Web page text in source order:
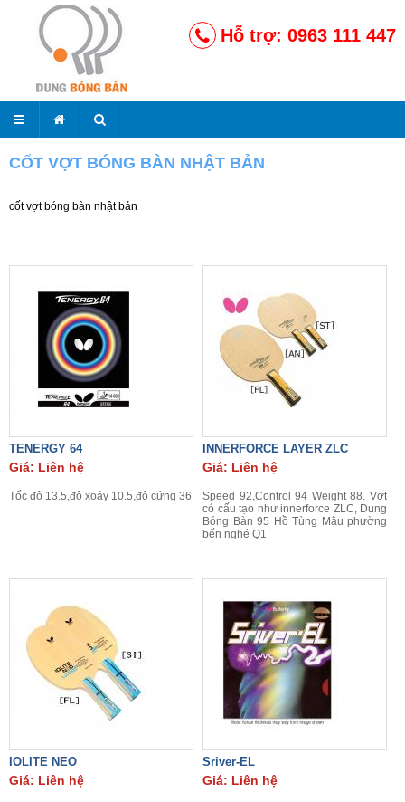
Hỗ trợ: 0963 111 447
CỐT VỢT BÓNG BÀN NHẬT BẢN
cốt vợt bóng bàn nhật bản
TENERGY 64
Giá: Liên hệ
Tốc độ 13.5,độ xoáy 10.5,độ cứng 36
INNERFORCE LAYER ZLC
Giá: Liên hệ
Speed 92,Control 94 Weight 88. Vợt
có cấu tạo như innerforce ZLC, Dung
Bóng Bàn 95 Hồ Tùng Mậu phường
bến nghé Q1
IOLITE NEO
Giá: Liên hệ
Sriver-EL
Giá: Liên hệ